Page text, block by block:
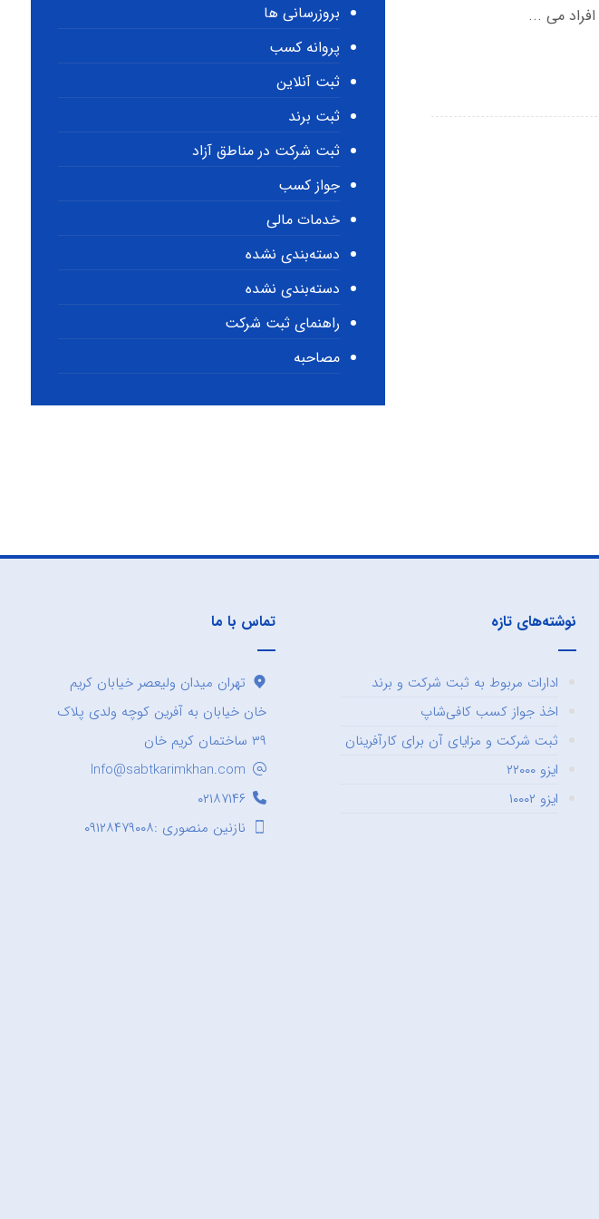
می ...
بروزرسانی ها
پروانه کسب
ثبت آنلاین
ثبت برند
ثبت شرکت در مناطق آزاد
جواز کسب
خدمات مالی
دسته‌بندی نشده
دسته‌بندی نشده
راهنمای ثبت شرکت
مصاحبه
نوشته‌های تازه
ادارات مربوط به ثبت شرکت و برند
اخذ جواز کسب کافی‌شاپ
ثبت شرکت و مزایای آن برای کارآفرینان
ایزو ۲۲۰۰۰
ایزو ۱۰۰۰۲
تماس با ما
تهران میدان ولیعصر خیابان کریم
خان خیابان به آفرین کوچه ولدی پلاک
۳۹ ساختمان کریم خان
Info@sabtkarimkhan.com
۰۲۱۸۷۱۴۶
نازنین منصوری :۰۹۱۲۸۴۷۹۰۰۸